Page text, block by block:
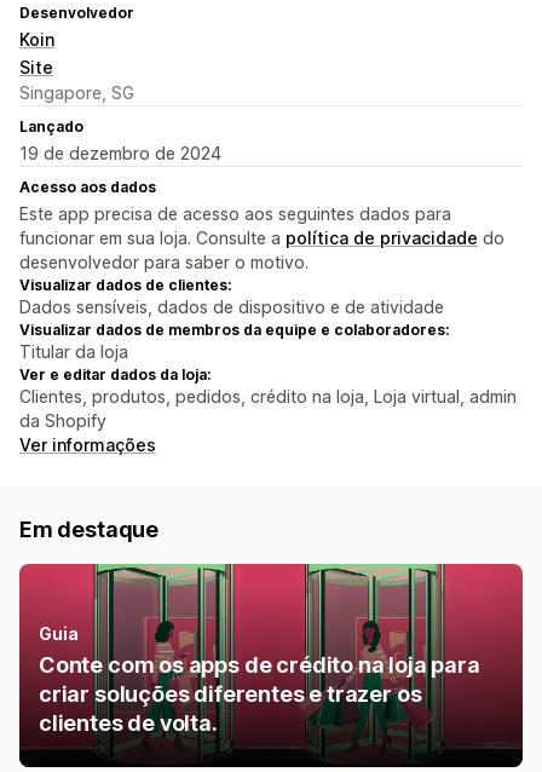
Desenvolvedor
Koin
Site
Singapore, SG
Lançado
19 de dezembro de 2024
Acesso aos dados
Este app precisa de acesso aos seguintes dados para
funcionar em sua loja. Consulte a política de privacidade do
desenvolvedor para saber o motivo.
Visualizar dados de clientes:
Dados sensíveis, dados de dispositivo e de atividade
Visualizar dados de membros da equipe e colaboradores:
Titular da loja
Ver e editar dados da loja:
Clientes, produtos, pedidos, crédito na loja, Loja virtual, admin
da Shopify
Ver informações
Em destaque
Guia
Conte com os apps de crédito na loja para
criar soluções diferentes e trazer os
clientes de volta.